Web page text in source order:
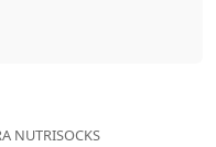
NUTRISOCKS